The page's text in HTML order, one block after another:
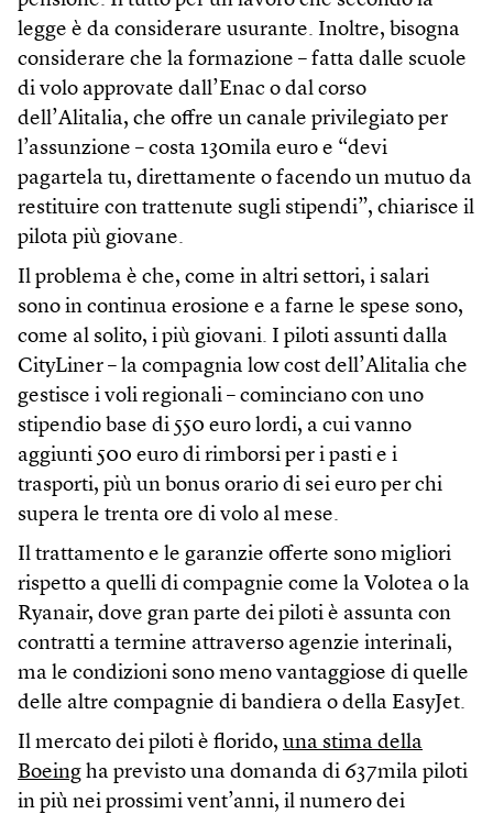
legge è da considerare usurante. Inoltre, bisogna
considerare che la formazione – fatta dalle scuole
di volo approvate dall’Enac o dal corso
dell’Alitalia, che offre un canale privilegiato per
l’assunzione – costa 130mila euro e “devi
pagartela tu, direttamente o facendo un mutuo da
restituire con trattenute sugli stipendi”, chiarisce il
pilota più giovane.
Il problema è che, come in altri settori, i salari
sono in continua erosione e a farne le spese sono,
come al solito, i più giovani. I piloti assunti dalla
CityLiner – la compagnia low cost dell’Alitalia che
gestisce i voli regionali – cominciano con uno
stipendio base di 550 euro lordi, a cui vanno
aggiunti 500 euro di rimborsi per i pasti e i
trasporti, più un bonus orario di sei euro per chi
supera le trenta ore di volo al mese.
Il trattamento e le garanzie offerte sono migliori
rispetto a quelli di compagnie come la Volotea o la
Ryanair, dove gran parte dei piloti è assunta con
contratti a termine attraverso agenzie interinali,
ma le condizioni sono meno vantaggiose di quelle
delle altre compagnie di bandiera o della EasyJet.
Il mercato dei piloti è florido, una stima della
Boeing ha previsto una domanda di 637mila piloti
in più nei prossimi vent’anni, il numero dei